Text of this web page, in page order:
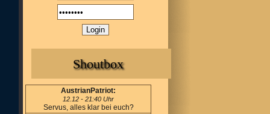
Shoutbox
AustrianPatriot:
12.12 - 21:40 Uhr
Servus, alles klar bei euch?